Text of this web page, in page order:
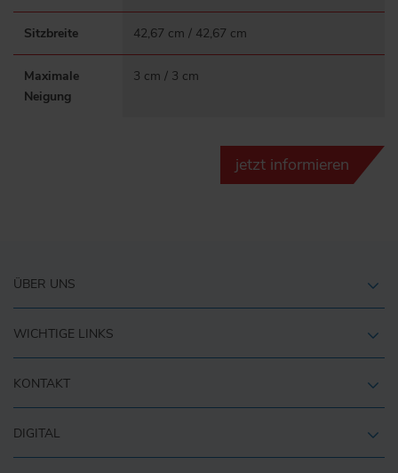
Sitzbreite
Maximale
Neigung
42,67 cm / 42,67 cm
3 cm / 3 cm
jetzt informieren
ÜBER UNS
WICHTIGE LINKS
KONTAKT
DIGITAL